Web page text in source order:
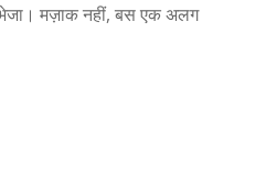
भेजा। मज़ाक नहीं, बस एक अलग